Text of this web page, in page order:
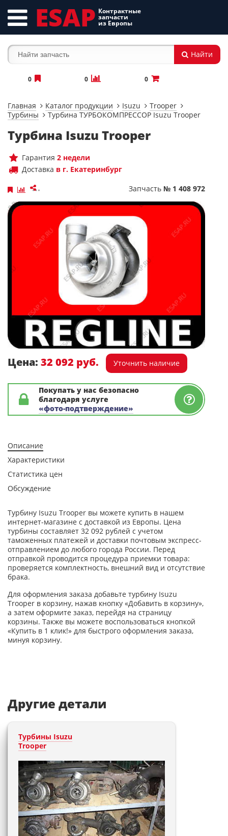
ESAP Контрактные
запчасти
из Европы
Найти
0 0 0
Главная Каталог продукции Isuzu
Trooper
Турбины
Турбина ТУРБОКОМПРЕССОР Isuzu Trooper
Турбина Isuzu Trooper
Гарантия 2 недели
Доставка в г. Екатеринбург
Запчасть № 1 408 972
Цена: 32 092 руб. Уточнить наличие
Покупать у нас безопасно
благодаря услуге
«фото-подтверждение»
Описание
Характеристики
Статистика цен
Обсуждение
Турбину Isuzu Trooper вы можете купить в нашем
интернет-магазине с доставкой из Европы. Цена
турбины составляет 32 092 рублей с учетом
таможенных платежей и доставки почтовым экспресс-
отправлением до любого города России. Перед
отправкой проводится процедура приемки товара:
проверяется комплектность, внешний вид и отсутствие
брака.
Для оформления заказа добавьте турбину Isuzu
Trooper в корзину, нажав кнопку «Добавить в корзину»,
а затем оформите заказ, перейдя на страницу
корзины. Также вы можете воспользоваться кнопкой
«Купить в 1 клик!» для быстрого оформления заказа,
минуя корзину.
Другие детали
Турбины Isuzu
Trooper